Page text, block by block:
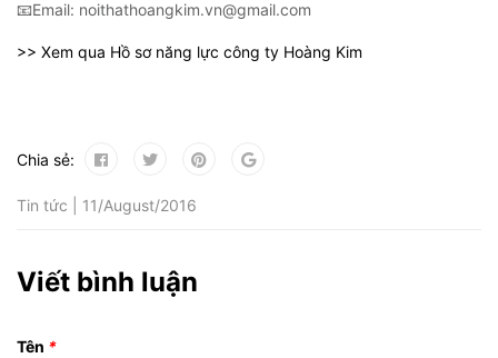
📧Email: noithathoangkim.vn@gmail.com
>> Xem qua Hồ sơ năng lực công ty Hoàng Kim
Chia sẻ:
Tin tức | 11/August/2016
Viết bình luận
Tên *